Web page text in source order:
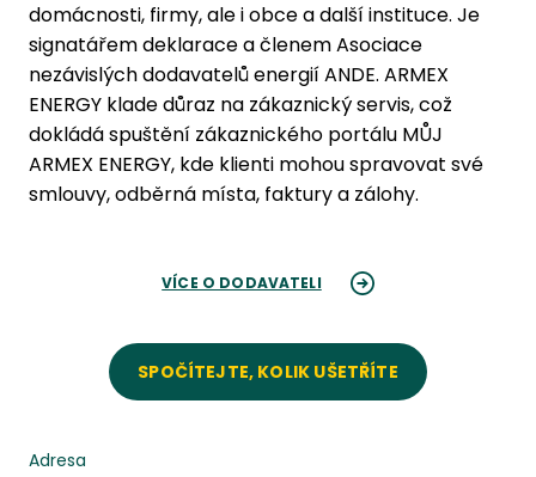
domácnosti, firmy, ale i obce a další instituce. Je
signatářem deklarace a členem Asociace
nezávislých dodavatelů energií ANDE. ARMEX
ENERGY klade důraz na zákaznický servis, což
dokládá spuštění zákaznického portálu MŮJ
ARMEX ENERGY, kde klienti mohou spravovat své
smlouvy, odběrná místa, faktury a zálohy.
VÍCE O DODAVATELI
SPOČÍTEJTE, KOLIK UŠETŘÍTE
Adresa